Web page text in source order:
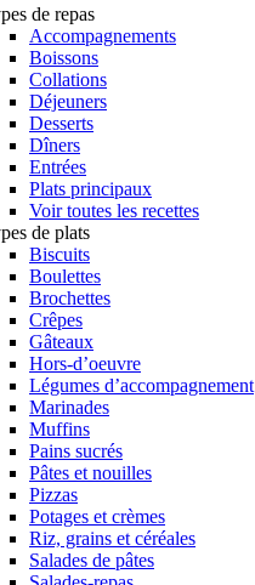
de repas
Accompagnements
Boissons
Collations
Déjeuners
Desserts
Dîners
Entrées
Plats principaux
Voir toutes les recettes
de plats
Biscuits
Boulettes
Brochettes
Crêpes
Gâteaux
Hors-d’oeuvre
Légumes d’accompagnement
Marinades
Muffins
Pains sucrés
Pâtes et nouilles
Pizzas
Potages et crèmes
Riz, grains et céréales
Salades de pâtes